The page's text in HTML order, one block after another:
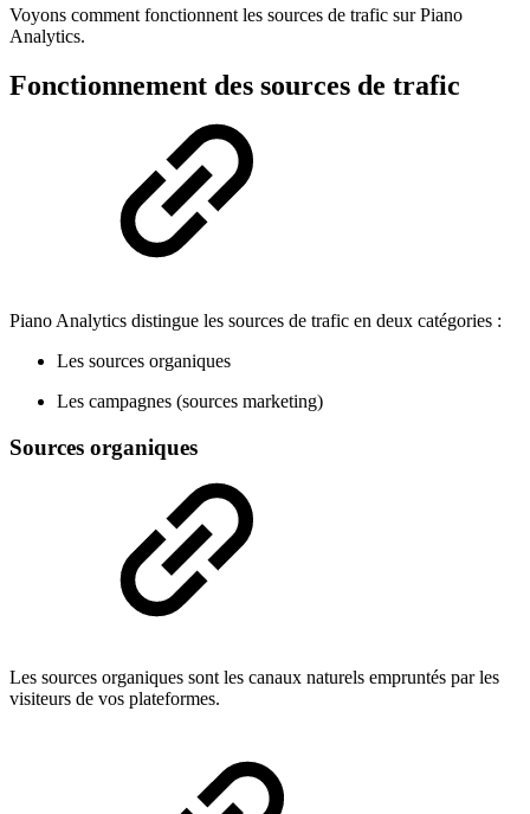
Voyons comment fonctionnent les sources de trafic sur Piano
Analytics.
Fonctionnement des sources de trafic
Piano Analytics distingue les sources de trafic en deux catégories :
Les sources organiques
Les campagnes (sources marketing)
Sources organiques
Les sources organiques sont les canaux naturels empruntés par les
visiteurs de vos plateformes.